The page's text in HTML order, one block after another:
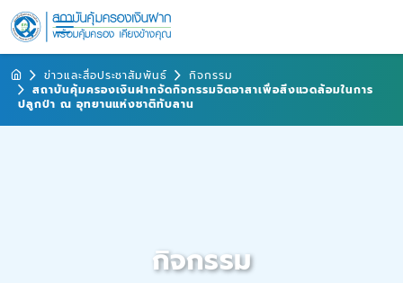
ข่าวและสื่อประชาสัมพันธ์
กิจกรรม
สถาบันคุ้มครองเงินฝากจัดกิจกรรมจิตอาสาเพื่อสิ่งแวดล้อมในการ
ปลูกป่า ณ อุทยานแห่งชาติทับลาน
กิจกรรม